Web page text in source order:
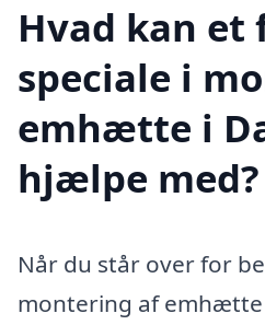
Hvad kan et
speciale i
emhætte i
hjælpe med?
Når du står over for
montering af